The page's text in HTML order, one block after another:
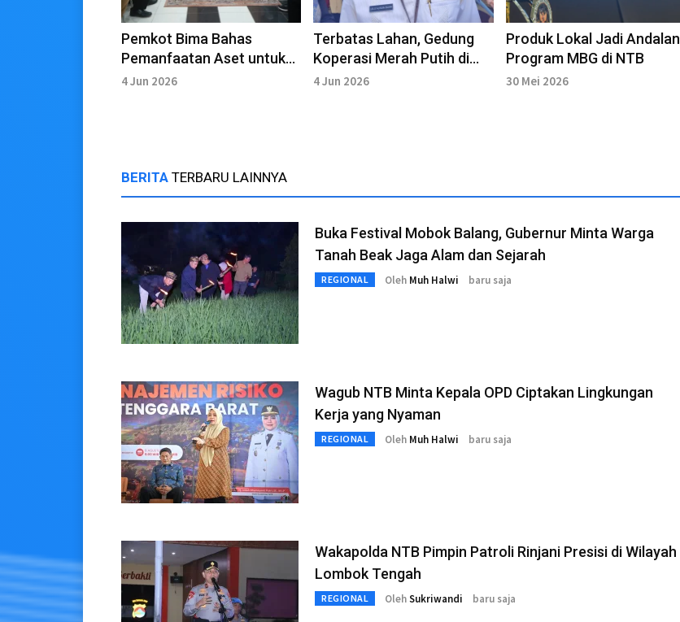
Pemkot Bima Bahas
Pemanfaatan Aset untuk
Koperasi Merah Putih
4 Jun 2026
Terbatas Lahan, Gedung
Koperasi Merah Putih di
Mataram Tertahan
4 Jun 2026
Produk Lokal Jadi Andalan
Program MBG di NTB
30 Mei 2026
BERITA TERBARU LAINNYA
Buka Festival Mobok Balang, Gubernur Minta Warga
Tanah Beak Jaga Alam dan Sejarah
REGIONAL Oleh Muh Halwi baru saja
Wagub NTB Minta Kepala OPD Ciptakan Lingkungan
Kerja yang Nyaman
REGIONAL Oleh Muh Halwi baru saja
Wakapolda NTB Pimpin Patroli Rinjani Presisi di Wilayah
Lombok Tengah
REGIONAL OlehSukriwandi baru saja